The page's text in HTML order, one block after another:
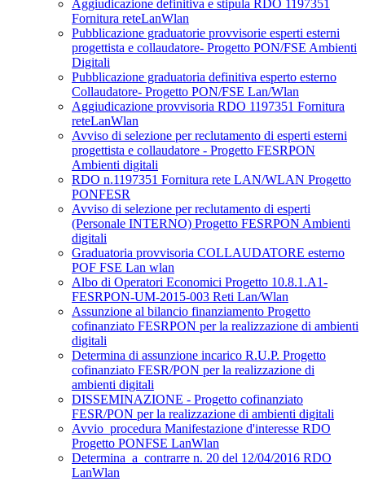
Aggiudicazione definitiva e stipula RDO 1197351
Fornitura reteLanWlan
Pubblicazione graduatorie provvisorie esperti esterni
progettista e collaudatore- Progetto PON/FSE Ambienti
Digitali
Pubblicazione graduatoria definitiva esperto esterno
Collaudatore- Progetto PON/FSE Lan/Wlan
Aggiudicazione provvisoria RDO 1197351 Fornitura
reteLanWlan
Avviso di selezione per reclutamento di esperti esterni
progettista e collaudatore - Progetto FESRPON
Ambienti digitali
RDO n.1197351 Fornitura rete LAN/WLAN Progetto
PONFESR
Avviso di selezione per reclutamento di esperti
(Personale INTERNO) Progetto FESRPON Ambienti
digitali
Graduatoria provvisoria COLLAUDATORE esterno
POF FSE Lan wlan
Albo di Operatori Economici Progetto 10.8.1.A1-
FESRPON-UM-2015-003 Reti Lan/Wlan
Assunzione al bilancio finanziamento Progetto
cofinanziato FESRPON per la realizzazione di ambienti
digitali
Determina di assunzione incarico R.U.P. Progetto
cofinanziato FESR/PON per la realizzazione di
ambienti digitali
DISSEMINAZIONE - Progetto cofinanziato
FESR/PON per la realizzazione di ambienti digitali
Avvio_procedura Manifestazione d'interesse RDO
Progetto PONFSE LanWlan
Determina_a_contrarre n. 20 del 12/04/2016 RDO
LanWlan